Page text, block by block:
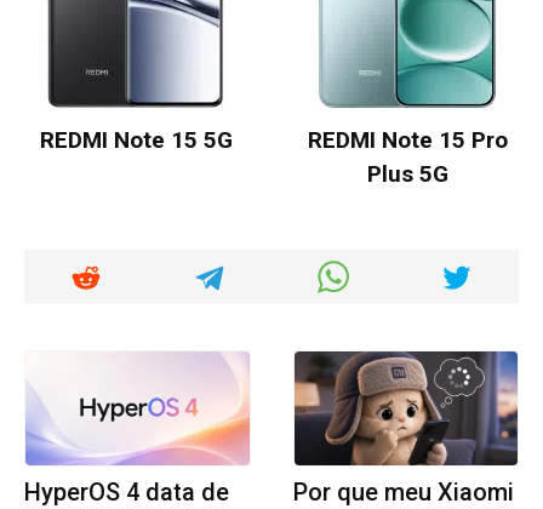
REDMI Note 15 5G
REDMI Note 15 Pro
Plus 5G
HyperOS 4 data de Por que meu Xiaomi